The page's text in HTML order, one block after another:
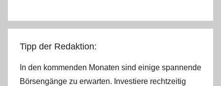
Tipp der Redaktion:
In den kommenden Monaten sind einige spannende
Börsengänge zu erwarten. Investiere rechtzeitig